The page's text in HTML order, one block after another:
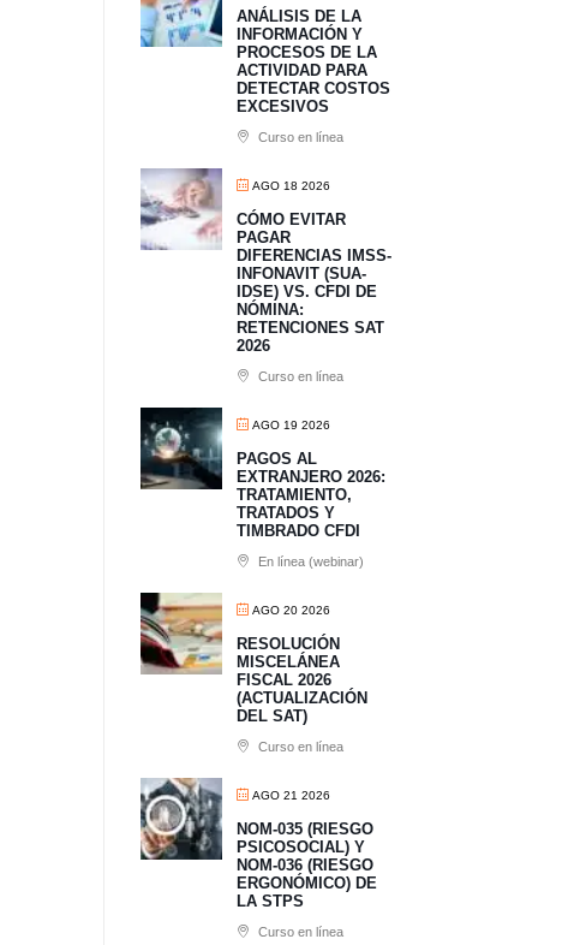
ANÁLISIS DE LA
INFORMACIÓN Y
PROCESOS DE LA
ACTIVIDAD PARA
DETECTAR COSTOS
EXCESIVOS
Curso en línea
AGO 18 2026
CÓMO EVITAR
PAGAR
DIFERENCIAS IMSS-
INFONAVIT (SUA-
IDSE) VS. CFDI DE
NÓMINA:
RETENCIONES SAT
2026
Curso en línea
AGO 19 2026
PAGOS AL
EXTRANJERO 2026:
TRATAMIENTO,
TRATADOS Y
TIMBRADO CFDI
En línea (webinar)
AGO 20 2026
RESOLUCIÓN
MISCELÁNEA
FISCAL 2026
(ACTUALIZACIÓN
DEL SAT)
Curso en línea
AGO 21 2026
NOM-035 (RIESGO
PSICOSOCIAL) Y
NOM-036 (RIESGO
ERGONÓMICO) DE
LA STPS
Curso en línea